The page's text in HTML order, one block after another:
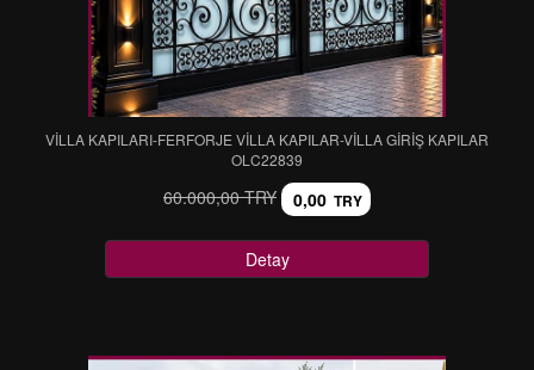
VİLLA KAPILARI-FERFORJE VİLLA KAPILAR-VİLLA GİRİŞ KAPILAR
OLC22839
60.000,00 TRY 0,00 TRY
Detay